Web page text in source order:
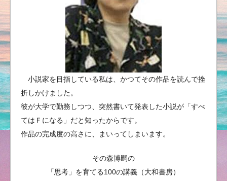
小説家を目指している私は、かつてその作品を読んで挫
折しかけました。
彼が大学で勤務しつつ、突然書いて発表した小説が「すべ
てはＦになる」だと知ったからです。
作品の完成度の高さに、まいってしまいます。
その森博嗣の
「思考」を育てる100の講義（大和書房）